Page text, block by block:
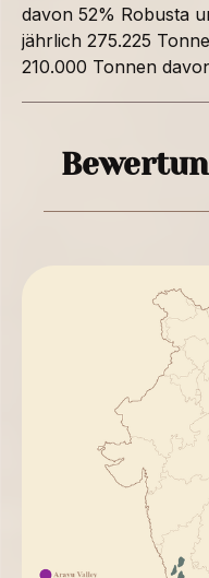
davon 52% Robusta
jährlich 275.225
210.000 Tonnen